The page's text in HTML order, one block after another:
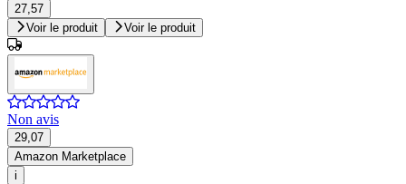
27,57
Voir le produit
Voir le produit
Non avis
29,07
Amazon Marketplace
i